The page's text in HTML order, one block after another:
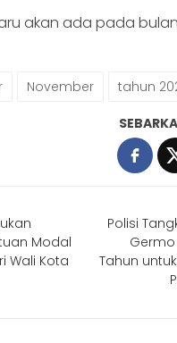
akan ada pada
November tahun
Modal
Wali Kota
Polisi
Germo
Tahun